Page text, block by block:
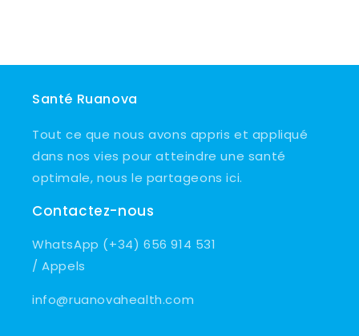
Santé Ruanova
Tout ce que nous avons appris et appliqué
dans nos vies pour atteindre une santé
optimale, nous le partageons ici.
Contactez-nous
WhatsApp (+34) 656 914 531
/ Appels
info@ruanovahealth.com